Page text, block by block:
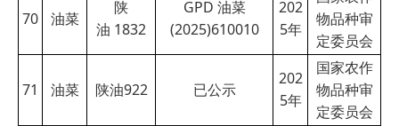
70 油菜
陕
油 1832
GPD 油菜
(2025)610010
202
5年
物品种审
定委员会
71 油菜 陕油922 已公示
202
5年
国家农作
物品种审
定委员会